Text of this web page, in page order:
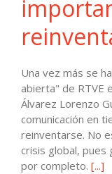
Una vez más se
abierta" de RTVE
Álvarez Lorenzo
comunicación en
reinventarse. No
crisis global, pues
por completo. [...]